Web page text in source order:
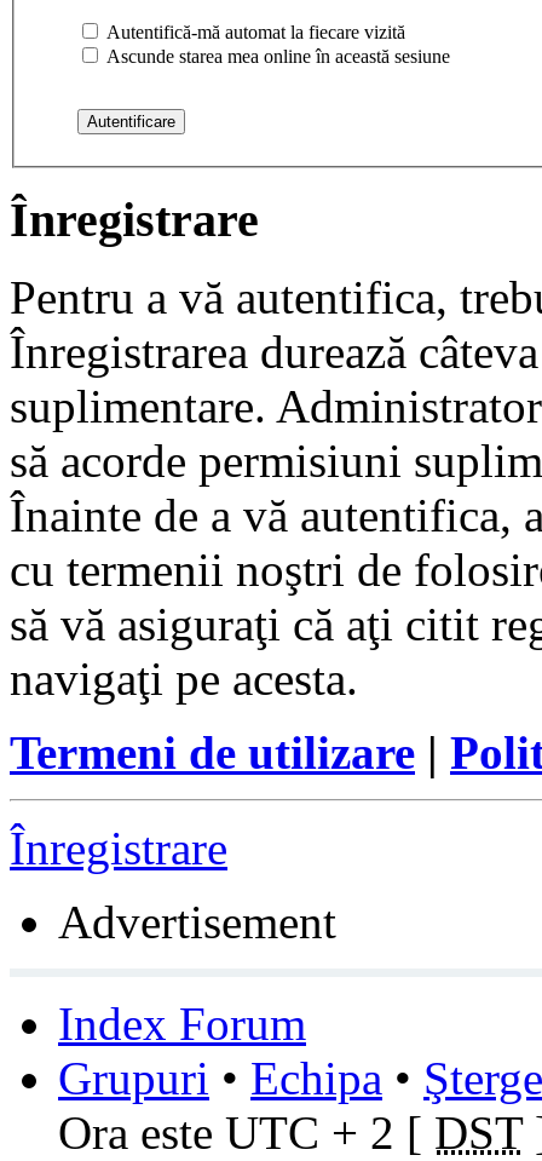
Autentifică-mă automat la fiecare vizită
Ascunde starea mea online în această sesiune
Înregistrare
Pentru a vă autentifica,
Înregistrarea durează
suplimentare.
să acorde permisiuni
Înainte de a vă autentifica,
cu termenii noştri de
să vă asiguraţi că aţi citit
navigaţi pe acesta.
Termeni de utilizare |
Înregistrare
Advertisement
Index Forum
Grupuri • Echipa •
Ora este UTC + 2 [ DST